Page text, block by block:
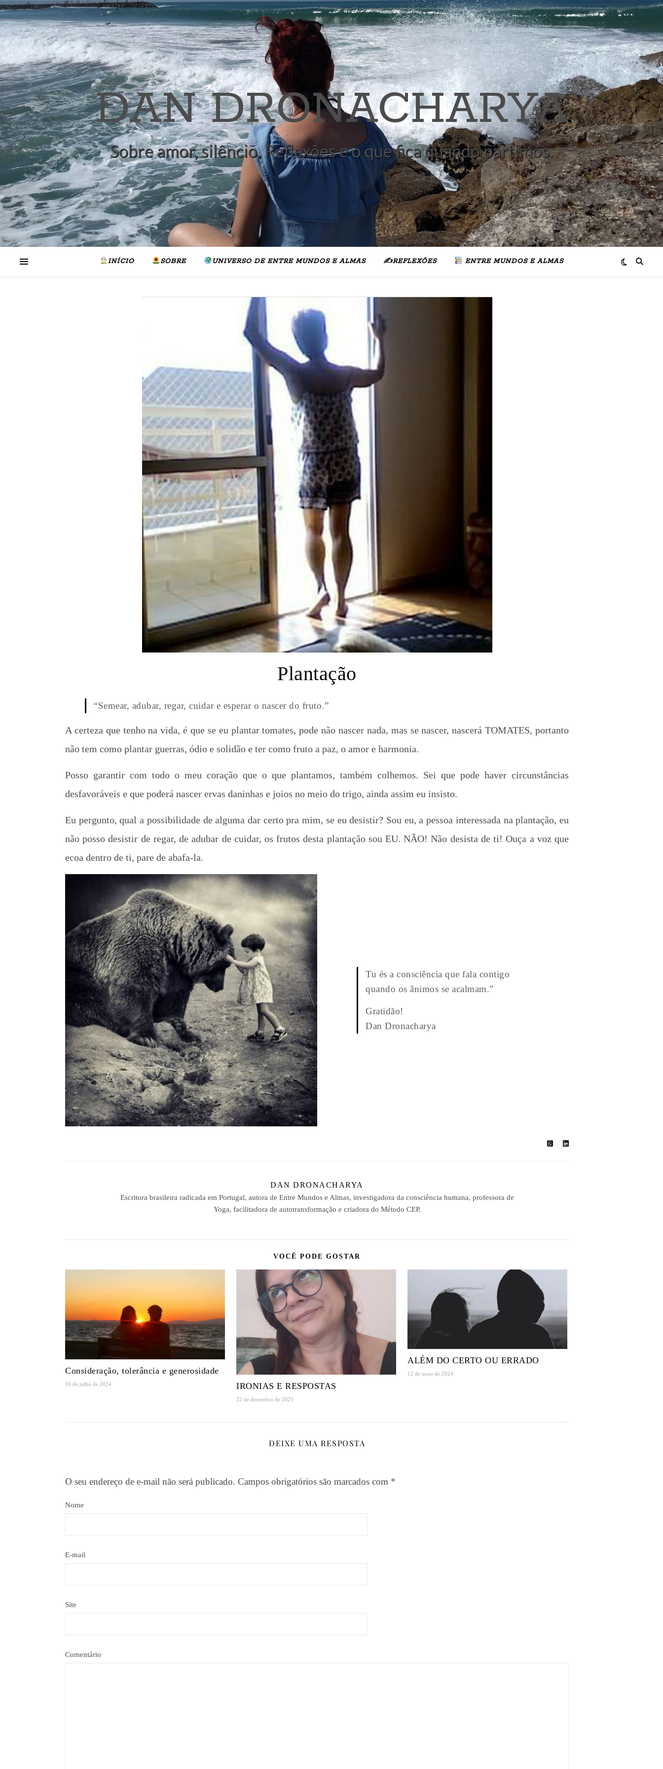
DAN DRONACHARYA
Sobre amor, silêncio. Reflexões e o que fica quando partimos.
INÍCIO SOBRE UNIVERSO DE ENTRE MUNDOS E ALMAS ✍️REFLEXÕES ENTRE MUNDOS E ALMAS
Plantação
“Semear, adubar, regar, cuidar e esperar o nascer do fruto.”
A certeza que tenho na vida, é que se eu plantar tomates, pode não nascer nada, mas se nascer, nascerá TOMATES, portanto
não tem como plantar guerras, ódio e solidão e ter como fruto a paz, o amor e harmonia.
Posso garantir com todo o meu coração que o que plantamos, também colhemos. Sei que pode haver circunstâncias
desfavoráveis e que poderá nascer ervas daninhas e joios no meio do trigo, ainda assim eu insisto.
Eu pergunto, qual a possibilidade de alguma dar certo pra mim, se eu desistir? Sou eu, a pessoa interessada na plantação, eu
não posso desistir de regar, de adubar de cuidar, os frutos desta plantação sou EU. NÃO! Não desista de ti! Ouça a voz que
ecoa dentro de ti, pare de abafa-la.
Tu és a consciência que fala contigo
quando os ânimos se acalmam.”
Gratidão!
Dan Dronacharya
DAN DRONACHARYA
Escritora brasileira radicada em Portugal, autora de Entre Mundos e Almas, investigadora da consciência humana, professora de
Yoga, facilitadora de autotransformação e criadora do Método CEP.
VOCÊ PODE GOSTAR
Consideração, tolerância e generosidade
16 de julho de 2024 IRONIAS E RESPOSTAS
22 de dezembro de 2023
ALÉM DO CERTO OU ERRADO
12 de maio de 2024
DEIXE UMA RESPOSTA
O seu endereço de e-mail não será publicado. Campos obrigatórios são marcados com *
Nome
E-mail
Site
Comentário